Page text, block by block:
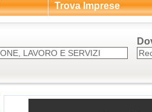
Trova Imprese